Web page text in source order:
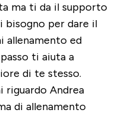
ma ti da il supporto
bisogno per dare il
allenamento ed
ti aiuta a
di te stesso.
riguardo Andrea
di allenamento